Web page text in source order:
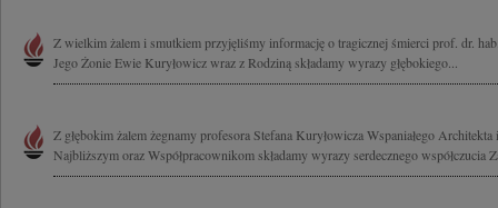
Z wielkim żalem i smutkiem przyjęliśmy informację o tragicznej śmierci prof. dr.
Jego Żonie Ewie Kuryłowicz wraz z Rodziną składamy wyrazy głębokiego...
Z głębokim żalem żegnamy profesora Stefana Kuryłowicza Wspaniałego
Najbliższym oraz Współpracownikom składamy wyrazy serdecznego współczucia